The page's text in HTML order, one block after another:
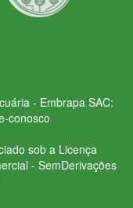
- Embrapa SAC:
conosco
sob a Licença
- SemDerivações